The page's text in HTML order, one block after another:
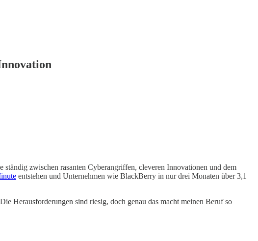
zwischen rasanten Cyberangriffen, cleveren Innovationen und dem
entstehen und Unternehmen wie BlackBerry in nur drei Monaten über 3,1
Herausforderungen sind riesig, doch genau das macht meinen Beruf so